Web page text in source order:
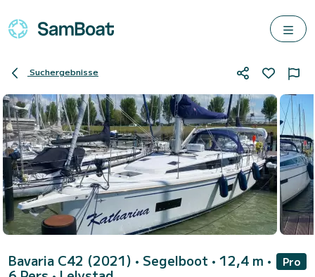
Suchergebnisse
Bavaria C42 (2021) • Segelboot • 12,4 m •
Pro